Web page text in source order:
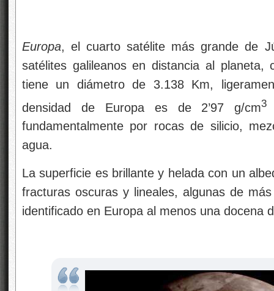
Europa, el cuarto satélite más grande de
satélites galileanos en distancia al
tiene un diámetro de 3.138 Km,
densidad de Europa es de 2’97 g/cm3
fundamentalmente por rocas de silicio,
agua.
La superficie es brillante y helada con un
fracturas oscuras y lineales, algunas de
identificado en Europa al menos una docena